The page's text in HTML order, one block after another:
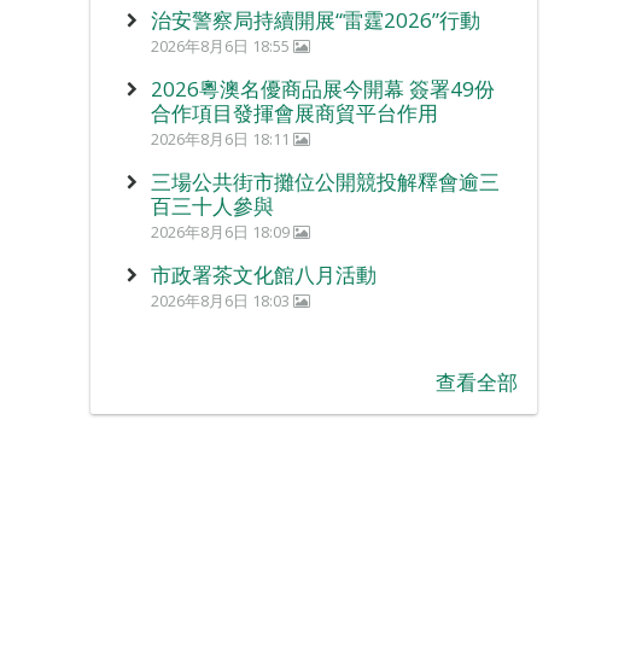
治安警察局持續開展“雷霆2026”行動
2026年8月6日 18:55
2026粵澳名優商品展今開幕 簽署49份
合作項目發揮會展商貿平台作用
2026年8月6日 18:11
三場公共街市攤位公開競投解釋會逾三
百三十人參與
2026年8月6日 18:09
市政署茶文化館八月活動
2026年8月6日 18:03
查看全部